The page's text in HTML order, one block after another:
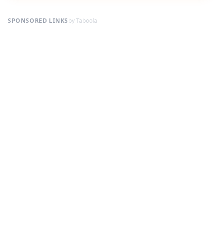
SPONSORED LINKSby Taboola